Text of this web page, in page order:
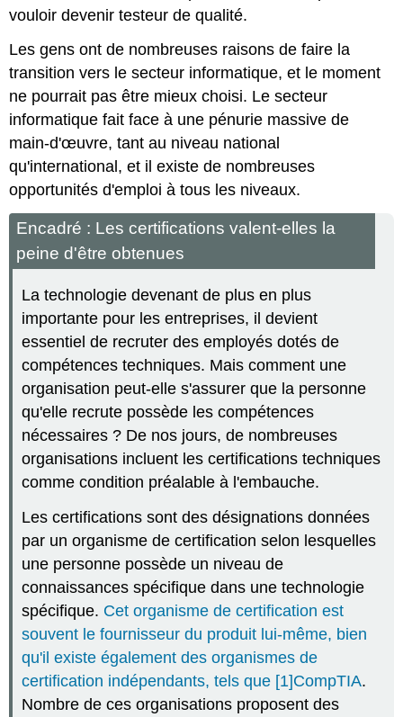
vouloir devenir testeur de qualité.
Les gens ont de nombreuses raisons de faire la
transition vers le secteur informatique, et le moment
ne pourrait pas être mieux choisi. Le secteur
informatique fait face à une pénurie massive de
main-d'œuvre, tant au niveau national
qu'international, et il existe de nombreuses
opportunités d'emploi à tous les niveaux.
Encadré : Les certifications valent-elles la
peine d'être obtenues
La technologie devenant de plus en plus
importante pour les entreprises, il devient
essentiel de recruter des employés dotés de
compétences techniques. Mais comment une
organisation peut-elle s'assurer que la personne
qu'elle recrute possède les compétences
nécessaires ? De nos jours, de nombreuses
organisations incluent les certifications techniques
comme condition préalable à l'embauche.
Les certifications sont des désignations données
par un organisme de certification selon lesquelles
une personne possède un niveau de
connaissances spécifique dans une technologie
spécifique. Cet organisme de certification est
souvent le fournisseur du produit lui-même, bien
qu'il existe également des organismes de
certification indépendants, tels que [1]CompTIA.
Nombre de ces organisations proposent des